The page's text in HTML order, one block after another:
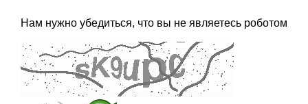
Нам нужно убедиться, что вы не являетесь роботом